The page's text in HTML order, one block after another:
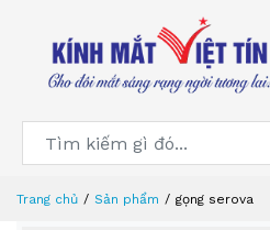
Trang chủ Sản phẩm gọng serova